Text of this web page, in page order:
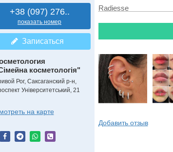
+38 (097) 276..
показать номер
Записаться
косметологія"
Рог, Саксаганский р-н,
Університетський, 21
на карте
Radiesse
Добавить отзыв